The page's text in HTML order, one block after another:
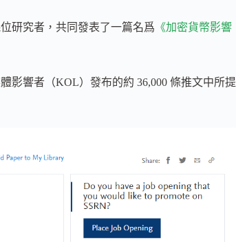
研究者，共同發表了一篇名爲 《加密貨幣影響
影響者（KOL）發布的約 36,000 條推文中所提